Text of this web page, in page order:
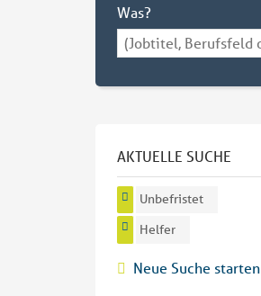
Was?
AKTUELLE SUCHE
Unbefristet
Helfer
Neue Suche starten